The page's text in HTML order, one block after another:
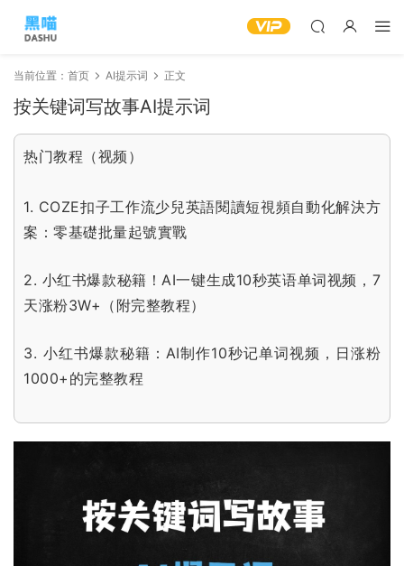
当前位置： 首页 AI提示词 正文
按关键词写故事AI提示词
热门教程（视频）
1. COZE扣子工作流少兒英語閱讀短視頻自動化解決方
案：零基礎批量起號實戰
2. 小红书爆款秘籍！AI一键生成10秒英语单词视频，7
天涨粉3W+（附完整教程）
3. 小红书爆款秘籍：AI制作10秒记单词视频，日涨粉
1000+的完整教程